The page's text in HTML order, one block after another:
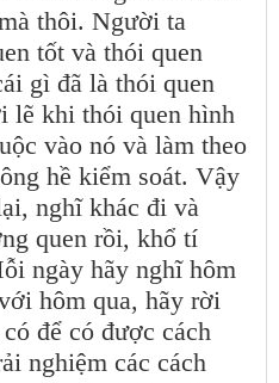
thôi. Người ta
tốt và thói quen
gì đã là thói quen
lẽ khi thói quen hình
vào nó và làm theo
hề kiểm soát. Vậy
nghĩ khác đi và
quen rồi, khổ tí
ngày hãy nghĩ hôm
hôm qua, hãy rời
để có được cách
nghiệm các cách